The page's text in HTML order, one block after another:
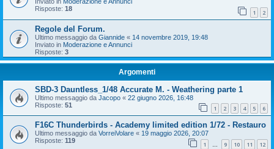
Risposte: 18 1 2
Regole del Forum.
Ultimo messaggio da Giannide « 14 novembre 2019, 19:48
Inviato in Moderazione e Annunci
Risposte: 3
Argomenti
SBD-3 Dauntless_1/48 Accurate M. - Weathering parte 1
Ultimo messaggio da Jacopo « 22 giugno 2026, 16:48
Risposte: 51 1 2 3 4 5 6
F16C Thunderbirds - Academy limited edition 1/72 - Restauro
Ultimo messaggio da VorreiVolare « 19 maggio 2026, 20:07
Risposte: 119 1 … 9 10 11 12